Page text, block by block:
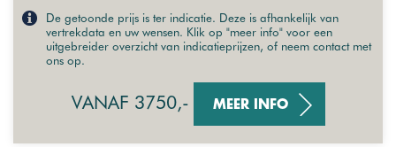
De getoonde prijs is ter indicatie. Deze is afhankelijk van
vertrekdata en uw wensen. Klik op "meer info" voor een
uitgebreider overzicht van indicatieprijzen, of neem contact met
ons op.
VANAF 3750,- MEER INFO